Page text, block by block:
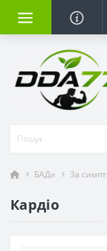
БАДи За
Кардіо